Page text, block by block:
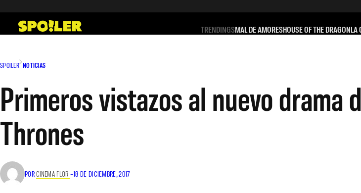
contenido
TRENDINGSMAL DE AMORESHOUSE OF THE DRAGONLA
SPOILER NOTICIAS
Primeros vistazos al nuevo drama
Thrones
PORCINEMA FLOR –18 DE DICIEMBRE, 2017